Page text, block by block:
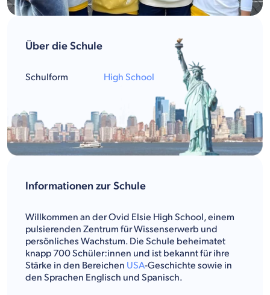
Informationen zur Schule
Willkommen an der Ovid Elsie High School, einem
pulsierenden Zentrum für Wissenserwerb und
persönliches Wachstum. Die Schule beheimatet
knapp 700 Schüler:innen und ist bekannt für ihre
Stärke in den Bereichen USA-Geschichte sowie in
den Sprachen Englisch und Spanisch.
Über die Schule
Schulform High School